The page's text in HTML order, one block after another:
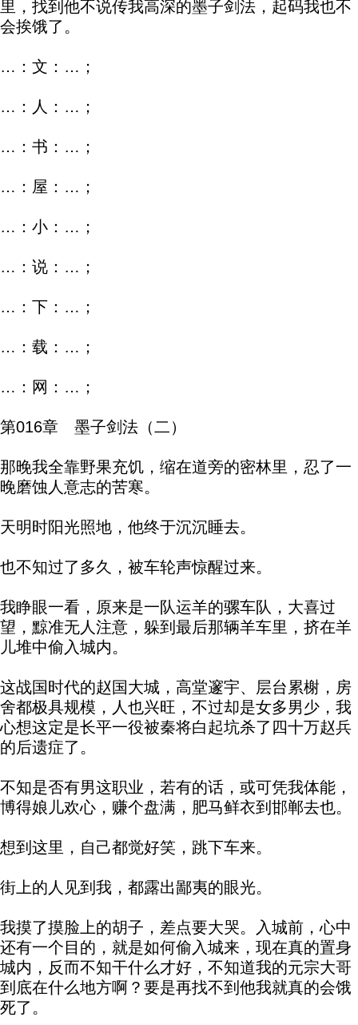
里，找到他不说传我高深的墨子剑法，起码我也不
会挨饿了。
…：文：…；
…：人：…；
…：书：…；
…：屋：…；
…：小：…；
…：说：…；
…：下：…；
…：载：…；
…：网：…；
第016章 墨子剑法（二）
那晚我全靠野果充饥，缩在道旁的密林里，忍了一
晚磨蚀人意志的苦寒。
天明时阳光照地，他终于沉沉睡去。
也不知过了多久，被车轮声惊醒过来。
我睁眼一看，原来是一队运羊的骡车队，大喜过
望，黥准无人注意，躲到最后那辆羊车里，挤在羊
儿堆中偷入城内。
这战国时代的赵国大城，高堂邃宇、层台累榭，房
舍都极具规模，人也兴旺，不过却是女多男少，我
心想这定是长平一役被秦将白起坑杀了四十万赵兵
的后遗症了。
不知是否有男这职业，若有的话，或可凭我体能，
博得娘儿欢心，赚个盘满，肥马鲜衣到邯郸去也。
想到这里，自己都觉好笑，跳下车来。
街上的人见到我，都露出鄙夷的眼光。
我摸了摸脸上的胡子，差点要大哭。入城前，心中
还有一个目的，就是如何偷入城来，现在真的置身
城内，反而不知干什么才好，不知道我的元宗大哥
到底在什么地方啊？要是再找不到他我就真的会饿
死了。